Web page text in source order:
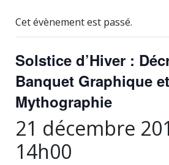
Cet évènement est passé.
Solstice d’Hiver :
Banquet Graphique et
Mythographie
21 décembre
14h00